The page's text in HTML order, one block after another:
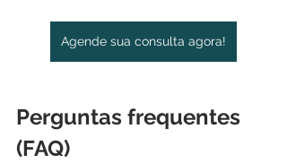
Agende sua consulta agora!
Perguntas frequentes
(FAQ)